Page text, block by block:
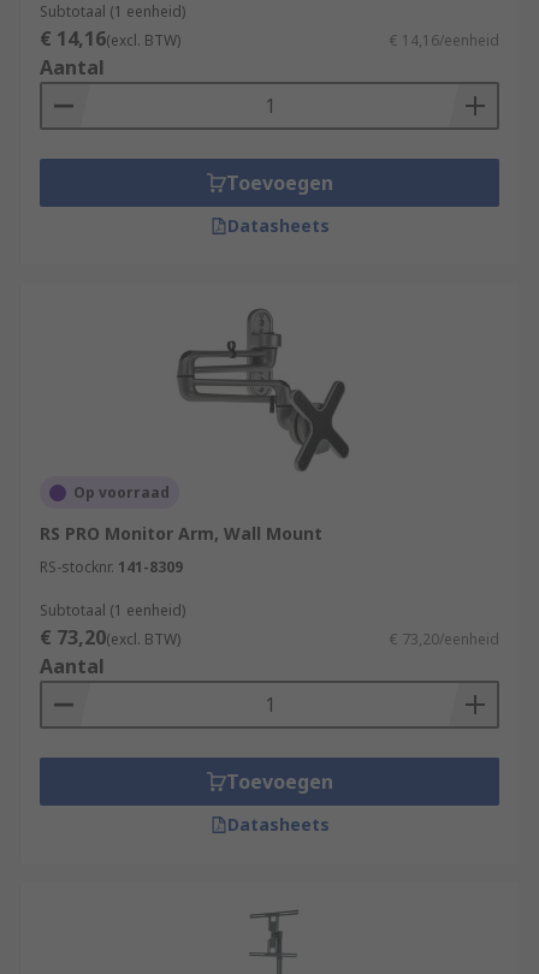
Subtotaal (1 eenheid)
€ 14,16(excl. BTW) € 14,16/eenheid
Aantal
Toevoegen
Datasheets
Op voorraad
RS PRO Monitor Arm, Wall Mount
RS-stocknr. 141-8309
Subtotaal (1 eenheid)
€ 73,20(excl. BTW) € 73,20/eenheid
Aantal
Toevoegen
Datasheets